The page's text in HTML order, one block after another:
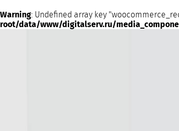
Warning: Undefined array key
root/data/www/digitalserv.ru/